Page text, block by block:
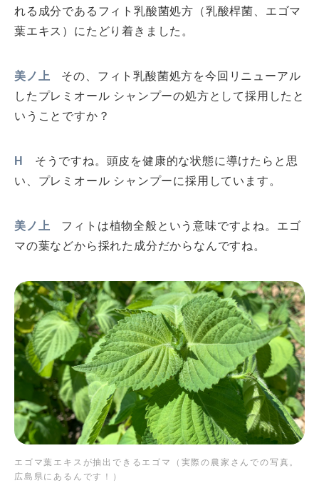
れる成分であるフィト乳酸菌処方（乳酸桿菌、エゴマ
葉エキス）にたどり着きました。
美ノ上
その、フィト乳酸菌処方を今回リニューアル
したプレミオール シャンプーの処方として採用したと
いうことですか？
H
そうですね。頭皮を健康的な状態に導けたらと思
い、プレミオール シャンプーに採用しています。
美ノ上
フィトは植物全般という意味ですよね。エゴ
マの葉などから採れた成分だからなんですね。
エゴマ葉エキスが抽出できるエゴマ（実際の農家さんでの写真。
広島県にあるんです！）